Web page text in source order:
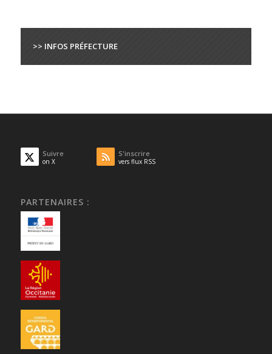
>> INFOS PRÉFECTURE
Suivre
on X
S'inscrire
vers flux RSS
PARTENAIRES :